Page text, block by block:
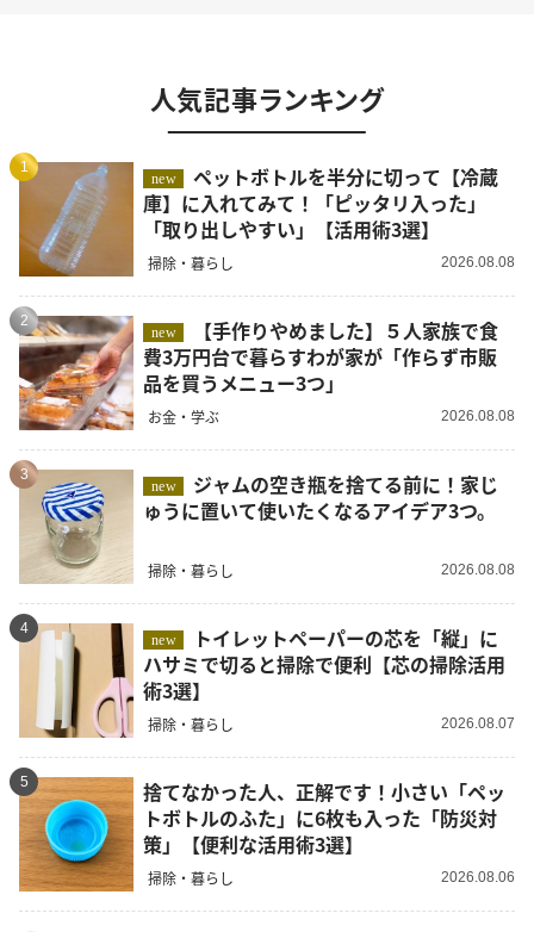
人気記事ランキング
1
new
ペットボトルを半分に切って【冷蔵
庫】に入れてみて！「ピッタリ入った」
「取り出しやすい」【活用術3選】
掃除・暮らし 2026.08.08
2
new
費3万円台で暮らすわが家が「作らず市販
品を買うメニュー3つ」
お金・学ぶ 2026.08.08
3
new
ゅうに置いて使いたくなるアイデア3つ。
掃除・暮らし 2026.08.08
4
new
ハサミで切ると掃除で便利【芯の掃除活用
術3選】
掃除・暮らし 2026.08.07
5
捨てなかった人、正解です！小さい「ペッ
トボトルのふた」に6枚も入った「防災対
策」【便利な活用術3選】
掃除・暮らし 2026.08.06